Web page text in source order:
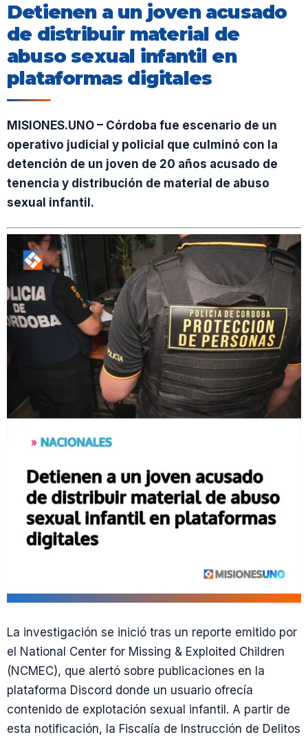
Detienen a un joven acusado
de distribuir material de
abuso sexual infantil en
plataformas digitales
MISIONES.UNO – Córdoba fue escenario de un
operativo judicial y policial que culminó con la
detención de un joven de 20 años acusado de
tenencia y distribución de material de abuso
sexual infantil.
La investigación se inició tras un reporte emitido por
el National Center for Missing & Exploited Children
(NCMEC), que alertó sobre publicaciones en la
plataforma Discord donde un usuario ofrecía
contenido de explotación sexual infantil. A partir de
esta notificación, la Fiscalía de Instrucción de Delitos